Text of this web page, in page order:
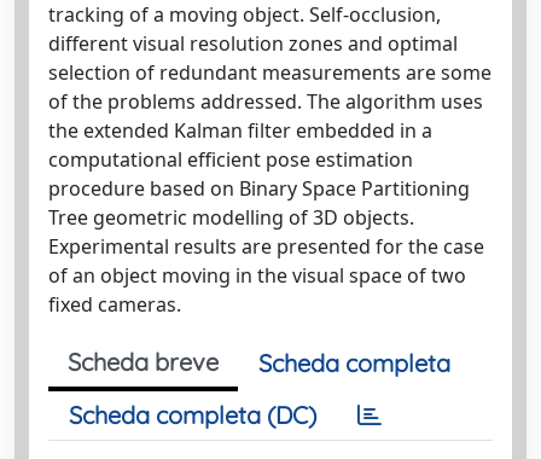
tracking of a moving object. Self-occlusion,
different visual resolution zones and optimal
selection of redundant measurements are some
of the problems addressed. The algorithm uses
the extended Kalman filter embedded in a
computational efficient pose estimation
procedure based on Binary Space Partitioning
Tree geometric modelling of 3D objects.
Experimental results are presented for the case
of an object moving in the visual space of two
fixed cameras.
Scheda breve
Scheda completa
Scheda completa (DC)